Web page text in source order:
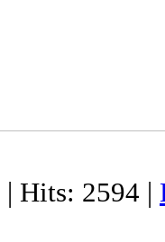
| Hits: 2594 |